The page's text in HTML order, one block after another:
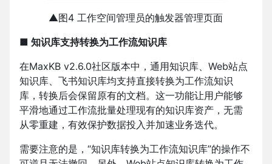
▲图4 工作空间管理员的触发器管理页面
■ 知识库支持转换为工作流知识库
在MaxKB v2.6.0社区版本中，通用知识库、Web站点
知识库、飞书知识库均支持直接转换为工作流知识
库，转换后会保留原有的文档。这一功能让用户能够
平滑地通过工作流批量处理现有的知识库资产，无需
从零重建，有效保护数据投入并加速业务迭代。
需要注意的是，“知识库转换为工作流知识库”的操作不